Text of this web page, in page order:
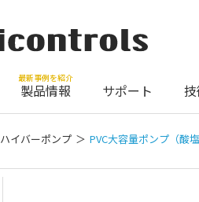
製品情報
最新事例を紹介
サポート
ハイバーポンプ PVC大容量ポンプ（酸